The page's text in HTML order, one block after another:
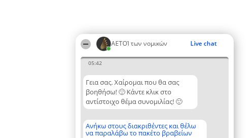
ΑΕΤΟΊ των νομικών Live chat
05:42
Γεια σας. Χαίρομαι που θα σας
βοηθήσω! 🙂 Κάντε κλικ στο
αντίστοιχο θέμα συνομιλίας! 🙂
Ανήκω στους διακριθέντες και θέλω
να παραλάβω το πακέτο βραβείων